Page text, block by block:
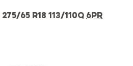
275/65 R18 113/110Q 6PR